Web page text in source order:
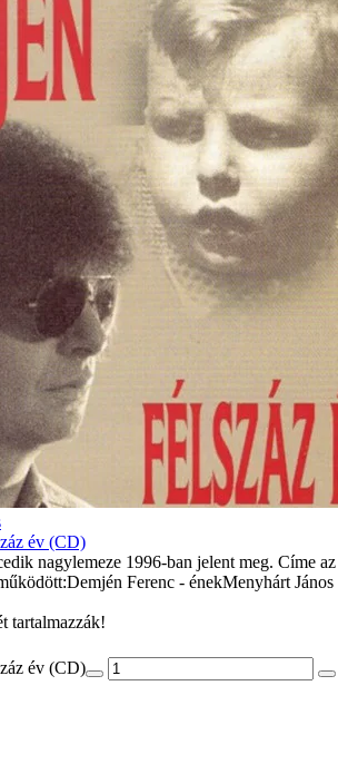
év (CD)
nagylemeze 1996-ban jelent meg. Címe az
Ferenc - énekMenyhárt János
tartalmazzák!
év (CD)